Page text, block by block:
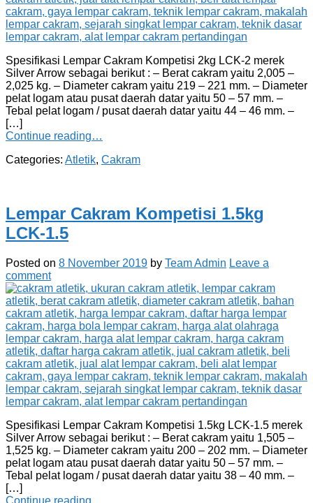
Spesifikasi Lempar Cakram Kompetisi 2kg LCK-2 merek
Silver Arrow sebagai berikut : – Berat cakram yaitu 2,005 –
2,025 kg. – Diameter cakram yaitu 219 – 221 mm. – Diameter
pelat logam atau pusat daerah datar yaitu 50 – 57 mm. –
Tebal pelat logam / pusat daerah datar yaitu 44 – 46 mm. –
[…]
Continue reading…
Categories: Atletik, Cakram
Lempar Cakram Kompetisi 1.5kg
LCK-1.5
Posted on 8 November 2019 by Team Admin Leave a
comment
Spesifikasi Lempar Cakram Kompetisi 1.5kg LCK-1.5 merek
Silver Arrow sebagai berikut : – Berat cakram yaitu 1,505 –
1,525 kg. – Diameter cakram yaitu 200 – 202 mm. – Diameter
pelat logam atau pusat daerah datar yaitu 50 – 57 mm. –
Tebal pelat logam / pusat daerah datar yaitu 38 – 40 mm. –
[…]
Continue reading…